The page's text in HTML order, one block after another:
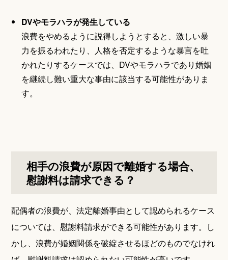
DVやモラハラが発生している
浪費をやめるように説得しようとすると、激しい暴
力を振るわれたり、人格を否定するような暴言を吐
かれたりするケースでは、DVやモラハラであり婚姻
を継続し難い重大な事由に該当する可能性がありま
す。
相手の浪費が原因で離婚する場合、
慰謝料は請求できる？
配偶者の浪費が、法定離婚事由として認められるケース
については、慰謝料請求ができる可能性があります。し
かし、浪費が婚姻関係を破綻させるほどのものでなけれ